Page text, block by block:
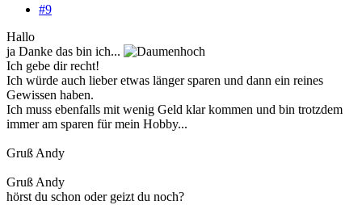
#9
Hallo
ja Danke das bin ich...
Ich gebe dir recht!
Ich würde auch lieber etwas länger sparen und dann ein reines
Gewissen haben.
Ich muss ebenfalls mit wenig Geld klar kommen und bin trotzdem
immer am sparen für mein Hobby...
Gruß Andy
Gruß Andy
hörst du schon oder geizt du noch?